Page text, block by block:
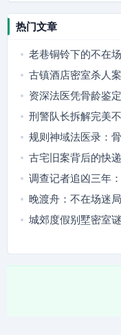
热门文章
老巷铜铃下的不在
古镇酒店密室杀人
资深法医凭骨龄鉴
刑警队长拆解完美
规则神域法医录：
古宅旧案背后的快
调查记者追凶三年
案背后的真相
晚渡舟：不在场迷
录
城郊度假别墅密室